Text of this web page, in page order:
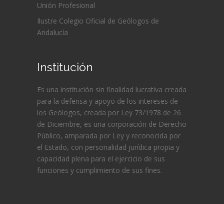
Unión Profesional
Ilustre Colegio Oficial de Geólogos de
Andalucía
Institución
Es una institución sin finalidad lucrativa creada
para la defensa y apoyo de los intereses de
los Geólogos, creada por Ley 73/1978 de 26
de Diciembre, es una corporación de Derecho
Público, amparada por Ley y reconocida por
el Estado, con personalidad jurídica propia y
capacidad plena para el ejercicio de sus
funciones y cumplimiento de sus fines.